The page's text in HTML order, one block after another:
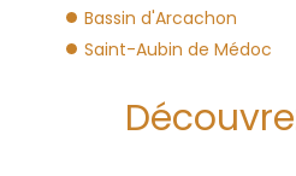
Bassin d'Arcachon
Saint-Aubin de Médoc